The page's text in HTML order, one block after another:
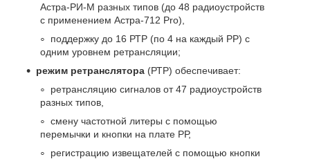
Астра-РИ-М разных типов (до 48 радиоустройств
с применением Астра-712 Pro),
поддержку до 16 РТР (по 4 на каждый РР) с
одним уровнем ретрансляции;
режим ретранслятора (РТР) обеспечивает:
ретрансляцию сигналов от 47 радиоустройств
разных типов,
смену частотной литеры с помощью
перемычки и кнопки на плате РР,
регистрацию извещателей с помощью кнопки